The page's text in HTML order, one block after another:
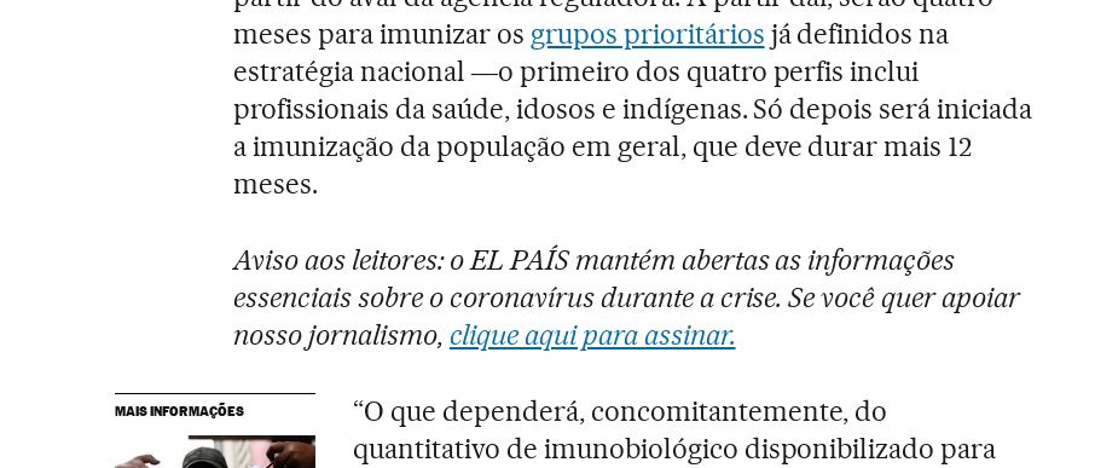
meses para imunizar os grupos prioritários já definidos na
estratégia nacional ―o primeiro dos quatro perfis inclui
profissionais da saúde, idosos e indígenas. Só depois será iniciada
a imunização da população em geral, que deve durar mais 12
meses.
Aviso aos leitores: o EL PAÍS mantém abertas as informações
essenciais sobre o coronavírus durante a crise. Se você quer apoiar
nosso jornalismo, clique aqui para assinar.
MAIS INFORMAÇÕES
“O que dependerá, concomitantemente, do
quantitativo de imunobiológico disponibilizado para